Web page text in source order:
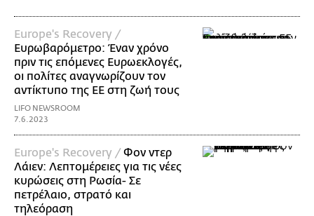
Europe's Recovery /
Ευρωβαρόμετρο: Έναν χρόνο
πριν τις επόμενες Ευρωεκλογές,
οι πολίτες αναγνωρίζουν τον
αντίκτυπο της ΕΕ στη ζωή τους
LIFO NEWSROOM
7.6.2023
Europe's Recovery /Φον ντερ
Λάιεν: Λεπτομέρειες για τις νέες
κυρώσεις στη Ρωσία- Σε
πετρέλαιο, στρατό και
τηλεόραση